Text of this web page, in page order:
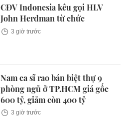
CĐV Indonesia kêu gọi HLV
John Herdman từ chức
3 giờ trước
Nam ca sĩ rao bán biệt thự 9
phòng ngủ ở TP.HCM giá gốc
600 tỷ, giảm còn 400 tỷ
3 giờ trước